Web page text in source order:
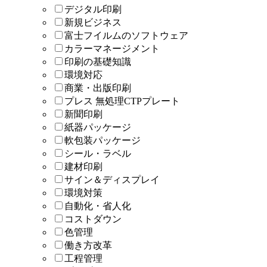
デジタル印刷
新規ビジネス
富士フイルムのソフトウェア
カラーマネージメント
印刷の基礎知識
環境対応
商業・出版印刷
プレス 無処理CTPプレート
新聞印刷
紙器パッケージ
軟包装パッケージ
シール・ラベル
建材印刷
サイン＆ディスプレイ
環境対策
自動化・省人化
コストダウン
色管理
働き方改革
工程管理